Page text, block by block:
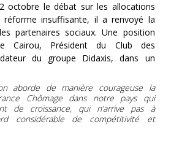
octobre le débat sur les allocations
réforme insuffisante, il a renvoyé la
partenaires sociaux. Une position
Cairou, Président du Club des
du groupe Didaxis, dans un
aborde de manière courageuse la
Chômage dans notre pays qui
de croissance, qui n’arrive pas à
considérable de compétitivité et